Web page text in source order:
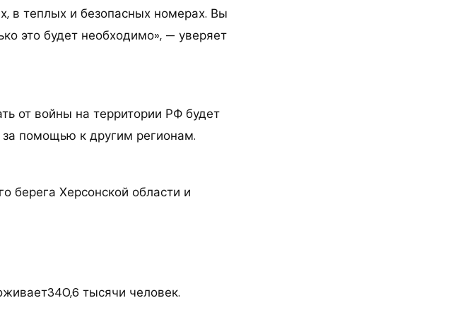
в теплых и безопасных номерах. Вы
это будет необходимо», — уверяет
от войны на территории РФ будет
помощью к другим регионам.
берега Херсонской области и
тысячи человек.